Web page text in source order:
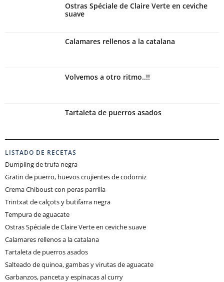
Ostras Spéciale de Claire Verte en ceviche
suave
Calamares rellenos a la catalana
Volvemos a otro ritmo..!!
Tartaleta de puerros asados
LISTADO DE RECETAS
Dumpling de trufa negra
Gratin de puerro, huevos crujientes de codorniz
Crema Chiboust con peras parrilla
Trintxat de calçots y butifarra negra
Tempura de aguacate
Ostras Spéciale de Claire Verte en ceviche suave
Calamares rellenos a la catalana
Tartaleta de puerros asados
Salteado de quinoa, gambas y virutas de aguacate
Garbanzos, panceta y espinacas al curry